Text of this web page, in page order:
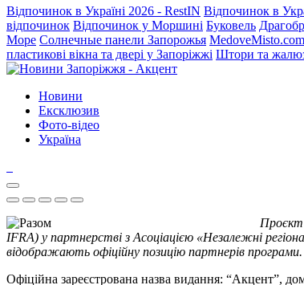
Відпочинок в Україні 2026 - RestIN Відпочинок в
відпочинок Відпочинок у Моршині Буковель
Море Солнечные панели Запорожья
пластикові вікна та двері у Запоріжжі Штори та
Новини
Ексклюзив
Фото-відео
Україна
Проєкт
IFRA) у партнерстві з Асоціацією «Незалежні
відображають офіційну позицію партнерів програми.
Офіційна зареєстрована назва видання: “Акцент”,